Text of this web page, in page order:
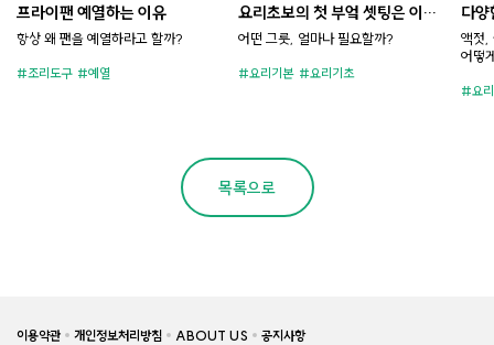
프라이팬 예열하는 이유
항상 왜 팬을 예열하라고 할까?
조리도구 예열
요리초보의 첫 부엌 셋팅은 이렇
게 (그릇편)
어떤 그릇, 얼마나 필요할까?
요리기본 요리기초
다양
법
액젓,
어떻
요
목록으로
이용약관 개인정보처리방침 ABOUT US 공지사항